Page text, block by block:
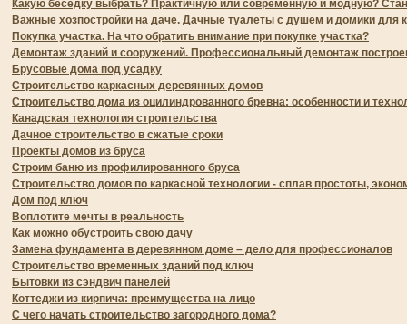
Какую беседку выбрать? Практичную или современную и модную?
Важные хозпостройки на даче. Дачные туалеты с душем и домики для
Покупка участка. На что обратить внимание при покупке участка?
Демонтаж зданий и сооружений. Профессиональный демонтаж
Брусовые дома под усадку
Строительство каркасных деревянных домов
Строительство дома из оцилиндрованного бревна: особенности и
Канадская технология строительства
Дачное строительство в сжатые сроки
Проекты домов из бруса
Строим баню из профилированного бруса
Строительство домов по каркасной технологии - сплав простоты,
Дом под ключ
Воплотите мечты в реальность
Как можно обустроить свою дачу
Замена фундамента в деревянном доме – дело для профессионалов
Строительство временных зданий под ключ
Бытовки из сэндвич панелей
Коттеджи из кирпича: преимущества на лицо
С чего начать строительство загородного дома?